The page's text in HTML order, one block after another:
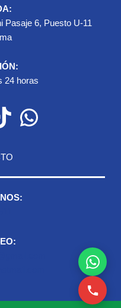
Pasaje 6, Puesto U-11
24 horas
WhatsApp